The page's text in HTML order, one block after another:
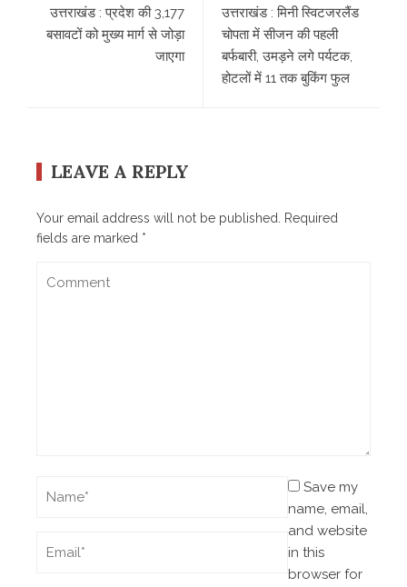
उत्तराखंड : प्रदेश की 3,177
बसावटों को मुख्य मार्ग से जोड़ा
जाएगा
उत्तराखंड : मिनी स्विटजरलैंड
चोपता में सीजन की पहली
बर्फबारी, उमड़ने लगे पर्यटक,
होटलों में 11 तक बुकिंग फुल
LEAVE A REPLY
Your email address will not be published.
Required
fields are marked *
Save my
name, email,
and website
in this
browser for